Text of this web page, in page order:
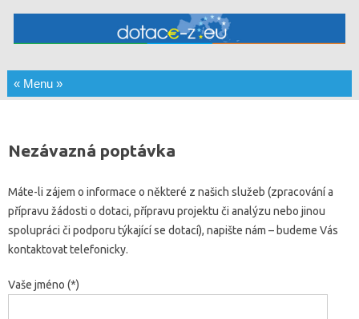
Skip to content
Nezávazná poptávka
Máte-li zájem o informace o některé z našich služeb (zpracování a
přípravu žádosti o dotaci, přípravu projektu či analýzu nebo jinou
spolupráci či podporu týkající se dotací), napište nám – budeme Vás
kontaktovat telefonicky.
Vaše jméno (*)